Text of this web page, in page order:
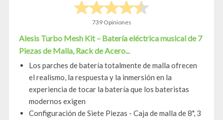
739 Opiniones
Alesis Turbo Mesh Kit – Batería eléctrica musical de 7
Piezas de Malla, Rack de Acero...
Los parches de batería totalmente de malla ofrecen
el realismo, la respuesta y la inmersión en la
experiencia de tocar la batería que los bateristas
modernos exigen
Configuración de Siete Piezas - Caja de malla de 8", 3